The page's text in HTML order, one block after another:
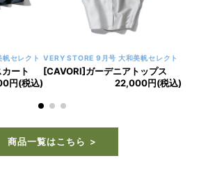
セレクト
ート
円(税込)
VERY STORE 9月号 大和美帆セレクト
[CAVORI]ガーデニアトップス
22,000円(税込)
商品一覧はこちら